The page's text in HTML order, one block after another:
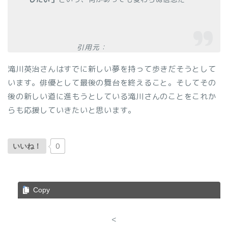
引用元：
滝川英治さんはすでに新しい夢を持って歩きだそうとして
います。俳優として最後の舞台を終えること。そしてその
後の新しい道に進もうとしている滝川さんのことをこれか
らも応援していきたいと思います。
いいね！ 0
Copy
<